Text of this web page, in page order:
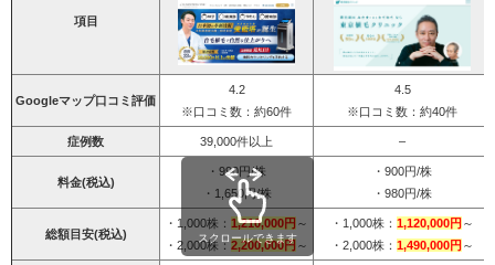
項目
Googleマップ口コミ評価
4.2
※口コミ数：約60件
4.5
※口コミ数：約40件
症例数 39,000件以上 –
料金(税込)
・990円/株
・1,650円/株
・900円/株
・980円/株
総額目安(税込)
・1,000株： 1,210,000円 ～
・2,000株：2,200,000円 ～
・1,000株： 1,120,000円 ～
・2,000株： 1,490,000円 ～
スクロールできます